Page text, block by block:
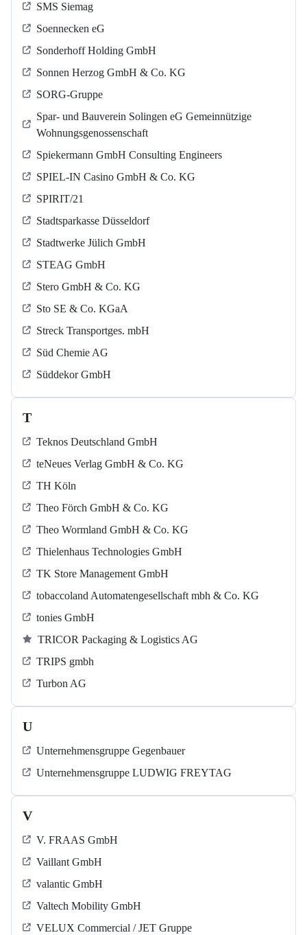
SMS Siemag
Soennecken eG
Sonderhoff Holding GmbH
Sonnen Herzog GmbH & Co. KG
SORG-Gruppe
Spar- und Bauverein Solingen eG Gemeinnützige
Wohnungsgenossenschaft
Spiekermann GmbH Consulting Engineers
SPIEL-IN Casino GmbH & Co. KG
SPIRIT/21
Stadtsparkasse Düsseldorf
Stadtwerke Jülich GmbH
STEAG GmbH
Stero GmbH & Co. KG
Sto SE & Co. KGaA
Streck Transportges. mbH
Süd Chemie AG
Süddekor GmbH
T
Teknos Deutschland GmbH
teNeues Verlag GmbH & Co. KG
TH Köln
Theo Förch GmbH & Co. KG
Theo Wormland GmbH & Co. KG
Thielenhaus Technologies GmbH
TK Store Management GmbH
tobaccoland Automatengesellschaft mbh & Co. KG
tonies GmbH
TRICOR Packaging & Logistics AG
TRIPS gmbh
Turbon AG
U
Unternehmensgruppe Gegenbauer
Unternehmensgruppe LUDWIG FREYTAG
V
V. FRAAS GmbH
Vaillant GmbH
valantic GmbH
Valtech Mobility GmbH
VELUX Commercial / JET Gruppe